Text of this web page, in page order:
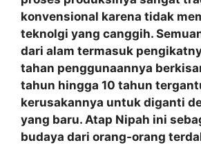
konvensional karena tidak
teknolgi yang canggih.
dari alam termasuk
tahan penggunaannya
tahun hingga 10 tahun
kerusakannya untuk diganti
yang baru. Atap Nipah ini
budaya dari orang-orang